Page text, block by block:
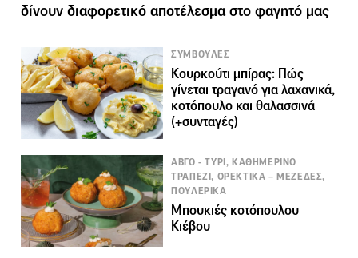
δίνουν διαφορετικό αποτέλεσμα στο φαγητό μας
ΣΥΜΒΟΥΛΕΣ
Κουρκούτι μπίρας: Πώς
γίνεται τραγανό για λαχανικά,
κοτόπουλο και θαλασσινά
(+συνταγές)
ΑΒΓΟ - ΤΥΡΙ, ΚΑΘΗΜΕΡΙΝΟ
ΤΡΑΠΕΖΙ, ΟΡΕΚΤΙΚΑ – ΜΕΖΕΔΕΣ,
ΠΟΥΛΕΡΙΚΑ
Μπουκιές κοτόπουλου
Κιέβου